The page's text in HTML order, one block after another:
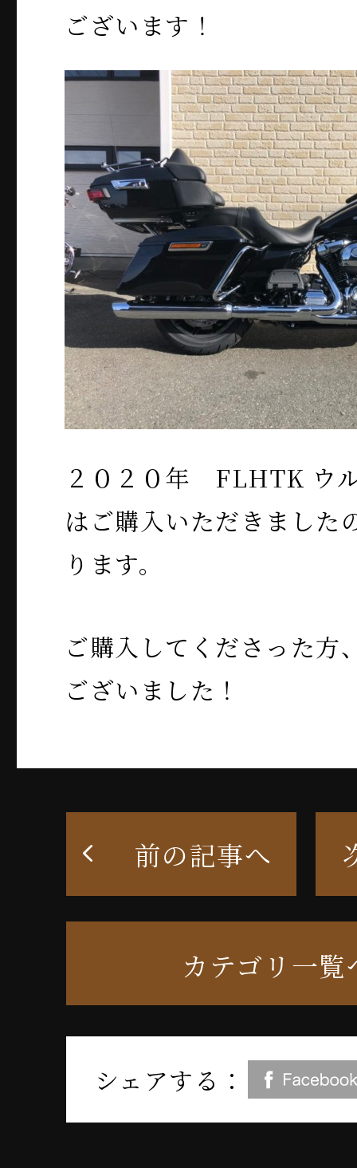
ございます！
２０２０年 FLHTK ウ
はご購入いただきました
ります。
ご購入してくださった方
ございました！
前の記事へ
カテゴリ一覧
シェアする：